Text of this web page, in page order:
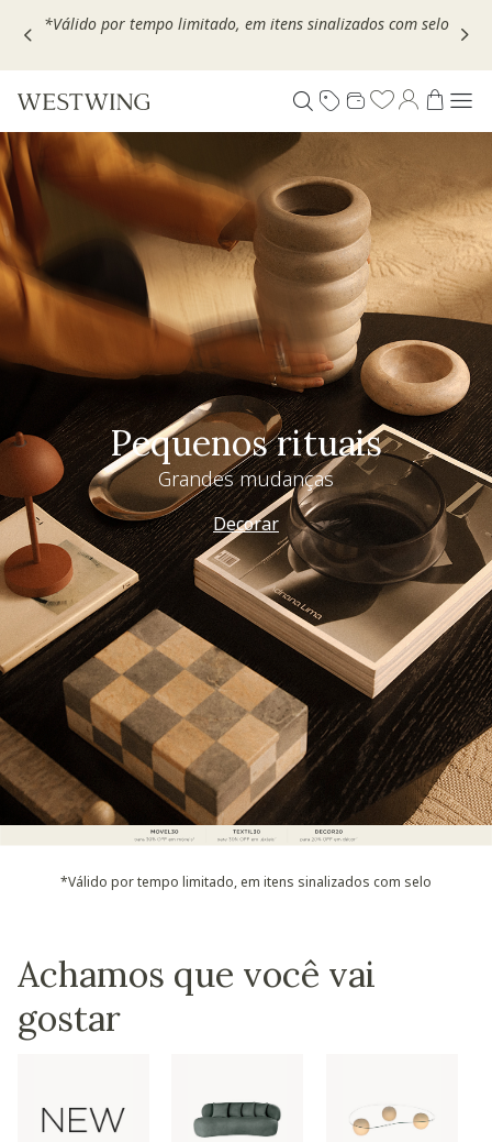
Escolha seu VOUCHER e ganhe até 30% OFF*: useMOVEL30,
Pequenos rituais
Grandes mudanças
Decorar
*Válido por tempo limitado, em itens sinalizados com selo
Achamos que você vai
gostar